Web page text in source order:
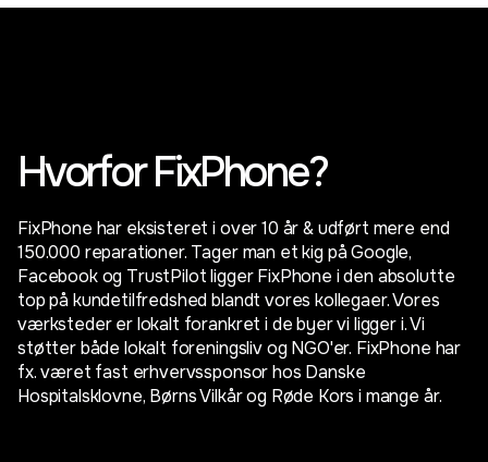
Hvorfor FixPhone?
FixPhone har eksisteret i over 10 år & udført mere end
150.000 reparationer. Tager man et kig på Google,
Facebook og TrustPilot ligger FixPhone i den absolutte
top på kundetilfredshed blandt vores kollegaer. Vores
værksteder er lokalt forankret i de byer vi ligger i. Vi
støtter både lokalt foreningsliv og NGO'er. FixPhone har
fx. været fast erhvervssponsor hos Danske
Hospitalsklovne, Børns Vilkår og Røde Kors i mange år.